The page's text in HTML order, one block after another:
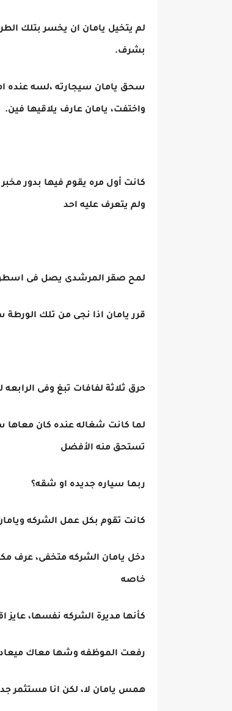
لم يتخيل يامان ان يخسر بتلك
بشرف.
سحق يامان سيجارته ،لسه عنده
واختفت، يامان عارف يلاقيها فين.
كانت أول مره يقوم فيها بدور
ولم يتعرف عليه احد
لمح صقر المرشدى يصل فى
قرر يامان اذا نجى من تلك
حرق ثلاثة لفافات تبغ وفى
لما كانت شغاله عنده كان معاها
تستحق منه الأفضل
ربما سياره جديده او شقه؟
كانت تقوم بكل عمل الشركه
دخل يامان الشركه متخفى، عرف
خاصه
كأنها مديرة الشركه نفسها،
رفعت الموظفه وشها معاك
همس يامان لا، لكن انا مستثمر